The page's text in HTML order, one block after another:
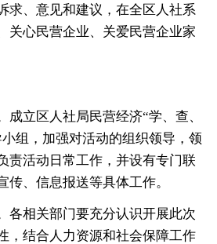
求、意见和建议，在全区人社系
关心民营企业、关爱民营企业家
立区人社局民营经济“学、查、
组，加强对活动的组织领导，领
责活动日常工作，并设有专门联
传、信息报送等具体工作。
相关部门要充分认识开展此次
，结合人力资源和社会保障工作